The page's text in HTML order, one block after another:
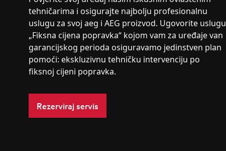
tehničarima i osigurajte najbolju profesionalnu
uslugu za svoj aeg i AEG proizvod. Ugovorite uslugu
„Fiksna cijena popravka“ kojom vam za uređaje van
garancijskog perioda osiguravamo jedinstven plan
pomoći: ekskluzivnu tehničku intervenciju po
fiksnoj cijeni popravka.
Rezerviraj servis